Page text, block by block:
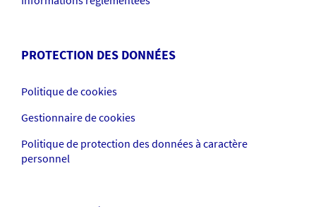
PROTECTION DES DONNÉES
Politique de cookies
Gestionnaire de cookies
Politique de protection des données à caractère
personnel